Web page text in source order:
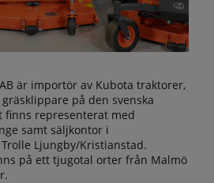
är importör av Kubota traktorer,
på den svenska
finns representerat med
samt säljkontor i
Ljungby/Kristianstad.
på ett tjugotal orter från Malmö